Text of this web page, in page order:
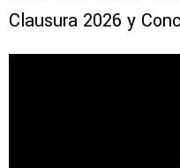
Clausura 2026 y